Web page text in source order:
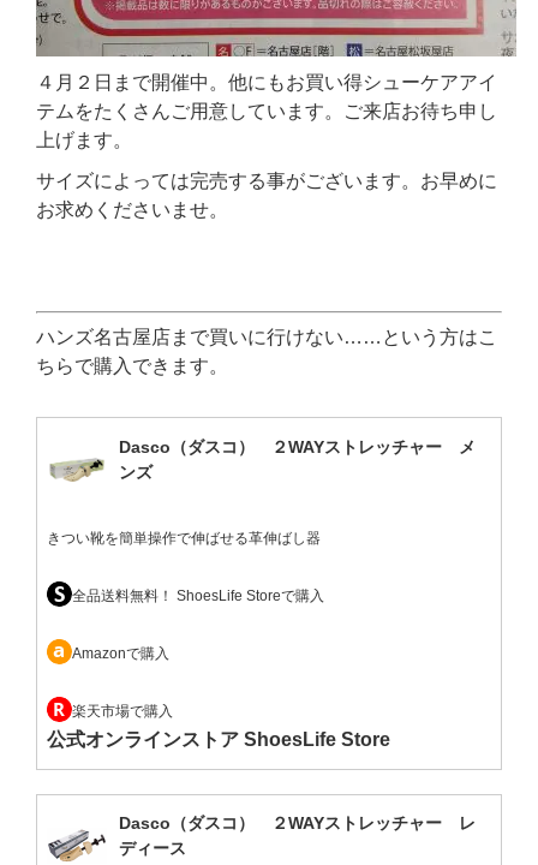
４月２日まで開催中。他にもお買い得シューケアアイ
テムをたくさんご用意しています。ご来店お待ち申し
上げます。
サイズによっては完売する事がございます。お早めに
お求めくださいませ。
ハンズ名古屋店まで買いに行けない……という方はこ
ちらで購入できます。
Dasco（ダスコ） ２WAYストレッチャー メ
ンズ
きつい靴を簡単操作で伸ばせる革伸ばし器
全品送料無料！ ShoesLife Storeで購入
Amazonで購入
楽天市場で購入
公式オンラインストア ShoesLife Store
Dasco（ダスコ） ２WAYストレッチャー レ
ディース